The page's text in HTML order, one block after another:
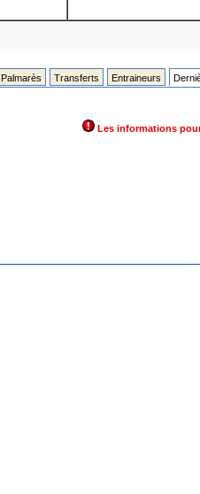
Palmarès Transferts Entraineurs
Les informations